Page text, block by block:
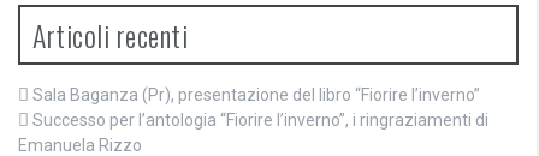
Articoli recenti
Sala Baganza (Pr), presentazione del libro “Fiorire l’inverno”
Successo per l’antologia “Fiorire l’inverno”, i ringraziamenti di
Emanuela Rizzo